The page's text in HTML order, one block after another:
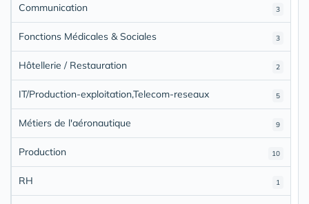
3
Communication
3
Fonctions Médicales & Sociales
2
Hôtellerie / Restauration
5
IT/Production-exploitation,Telecom-reseaux
9
Métiers de l'aéronautique
10
Production
1
RH